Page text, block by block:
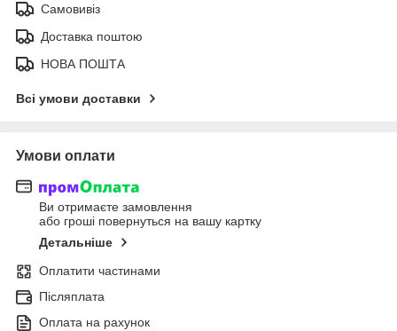
Самовивіз
Доставка поштою
НОВА ПОШТА
Всі умови доставки
Умови оплати
Ви отримаєте замовлення
або гроші повернуться на вашу картку
Детальніше
Оплатити частинами
Післяплата
Оплата на рахунок